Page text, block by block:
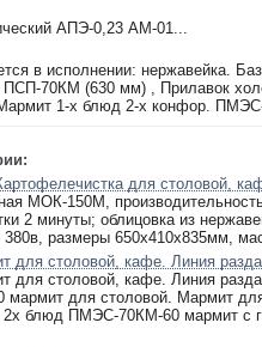
АПЭ-0,23 АМ-01...
в исполнении: нержавейка.
ПСП-70КМ (630 мм) , Прилавок
1-х блюд 2-х конфор.
для столовой,
МОК-150М,
2 минуты; облицовка из
размеры 650х410х835мм,
столовой, кафе. Линия
столовой, кафе. Линия
для столовой. Мармит
2х блюд ПМЭС-70КМ-60 мармит с